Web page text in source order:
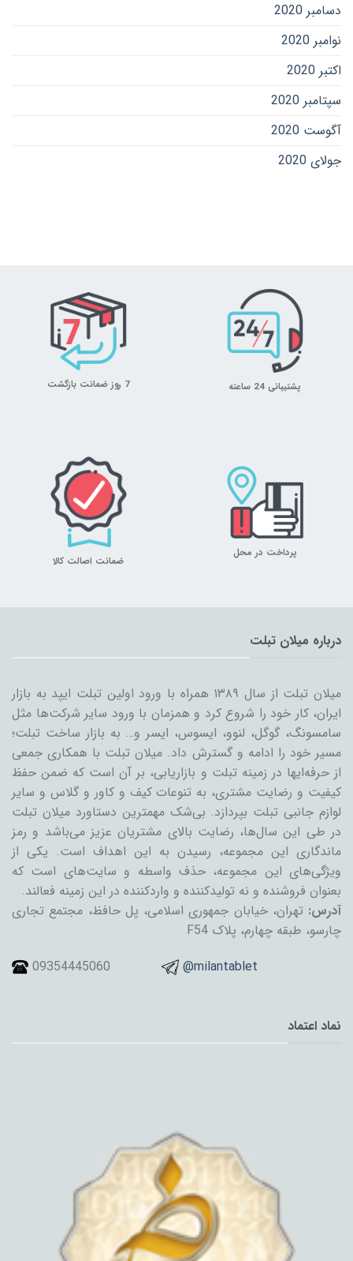
دسامبر 2020
نوامبر 2020
اکتبر 2020
سپتامبر 2020
آگوست 2020
جولای 2020
پشتیبانی 24 ساعته 7 روز ضمانت بازگشت
پرداخت در محل
ضمانت اصالت کالا
درباره میلان تبلت
میلان تبلت از سال ۱۳۸۹ همراه با ورود اولین تبلت ایپد به بازار
ایران، کار خود را شروع کرد و همزمان با ورود سایر شرکت‌ها مثل
سامسونگ، گوگل، لنوو، ایسوس، ایسر و… به بازار ساخت تبلت؛
مسیر خود را ادامه و گسترش داد. میلان تبلت با همکاری جمعی
از حرفه‌ایها در زمینه تبلت و بازاریابی، بر آن است که ضمن حفظ
کیفیت و رضایت مشتری، به تنوعات کیف و کاور و گلاس و سایر
لوازم جانبی تبلت بپردازد. بی‌شک مهمترین دستاورد میلان تبلت
در طی این سال‌ها، رضایت بالای مشتریان عزیز می‌باشد و رمز
ماندگاری این مجموعه، رسیدن به این اهداف است. یکی از
ویژگی‌های این مجموعه، حذف واسطه و سایت‌های است که
بعنوان فروشنده و نه تولیدکننده و واردکننده در این زمینه فعالند.
آدرس: تهران، خیابان جمهوری اسلامی، پل حافظ، مجتمع تجاری
چارسو، طبقه چهارم، پلاک F54
09354445060
@milantablet
نماد اعتماد